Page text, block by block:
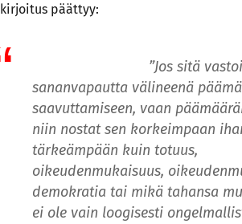
kirjoitus päättyy:
”Jos sitä
sananvapautta välineenä
saavuttamiseen, vaan
niin nostat sen korkeimpaan
tärkeämpään kuin totuus,
oikeudenmukaisuus,
demokratia tai mikä tahansa
ei ole vain loogisesti